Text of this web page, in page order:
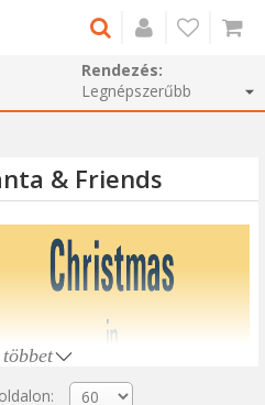
Rendezés:
& Friends